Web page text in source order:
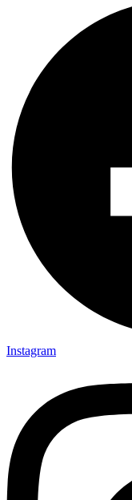
Instagram